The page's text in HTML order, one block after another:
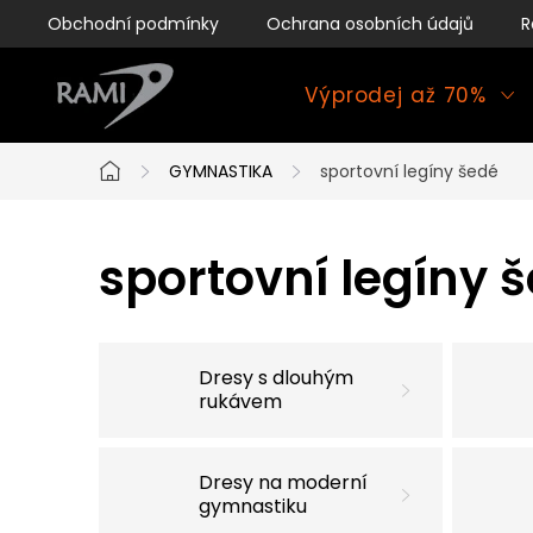
na
Obchodní podmínky Ochrana osobních údajů
Výprodej až 70%
Domů
GYMNASTIKA sportovní legíny šedé
sportovní legíny
Dresy s dlouhým
rukávem
Dresy na moderní
gymnastiku